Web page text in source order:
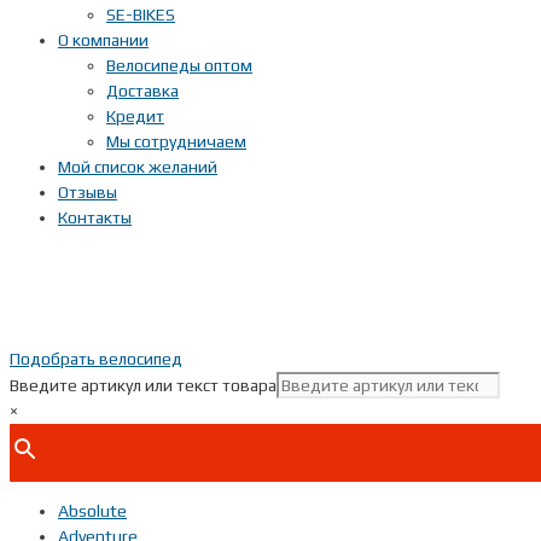
SE-BIKES
О компании
Велосипеды оптом
Доставка
Кредит
Мы сотрудничаем
Мой список желаний
Отзывы
Контакты
Подобрать велосипед
Введите артикул или текст товара
×
Absolute
Adventure